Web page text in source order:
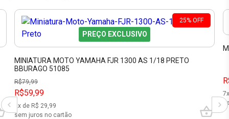
25% OFF
PREÇO EXCLUSIVO
MINIATURA MOTO YAMAHA FJR 1300 AS 1/18 PRETO
BBURAGO 51085
R$79,99
R$59,99
2x de R$ 29,99
sem juros no cartão
7